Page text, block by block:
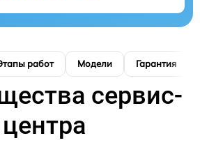
работ Модели Гарантия
сервис-
центра